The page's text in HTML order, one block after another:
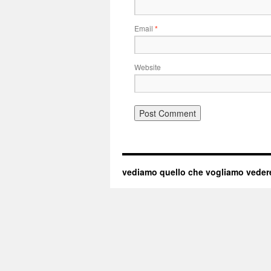
Email *
Website
vediamo quello che vogliamo